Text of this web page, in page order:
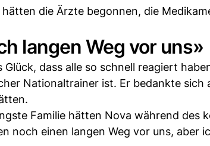
die Ärzte begonnen, die
langen Weg vor uns»
Glück, dass alle so schnell reagiert
Nationaltrainer ist. Er bedankte sich
Familie hätten Nova während des
noch einen langen Weg vor uns, aber